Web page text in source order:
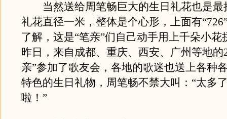
当然送给周笔畅巨大的生日礼花也是最
礼花直径一米，整体是个心形，上面有
了解，这是“笔亲”们自己动手用上千朵小花
昨日，来自成都、重庆、西安、广州等地的
亲”参加了歌友会，各地的歌迷也送上各种
特色的生日礼物，周笔畅不禁大叫：“太多
啦！”